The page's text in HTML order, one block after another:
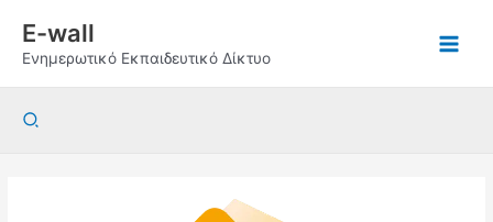
περιεχόμενο
E-wall
Ενημερωτικό Εκπαιδευτικό Δίκτυο
Αναζήτηση